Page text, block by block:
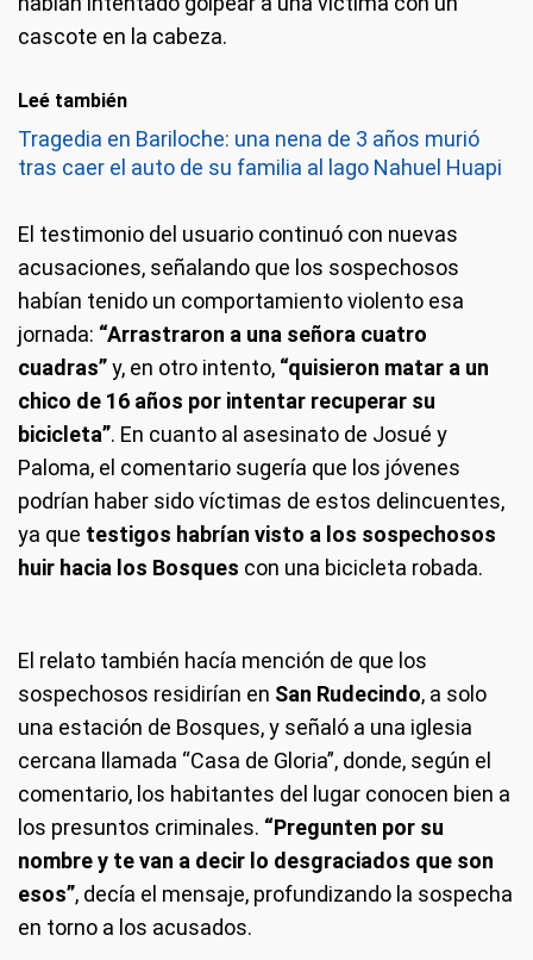
cascote en la cabeza.
Leé también
Tragedia en Bariloche: una nena de 3 años murió
tras caer el auto de su familia al lago Nahuel Huapi
El testimonio del usuario continuó con nuevas
acusaciones, señalando que los sospechosos
habían tenido un comportamiento violento esa
jornada: “Arrastraron a una señora cuatro
cuadras”y, en otro intento, “quisieron matar a un
chico de 16 años por intentar recuperar su
bicicleta”. En cuanto al asesinato de Josué y
Paloma, el comentario sugería que los jóvenes
podrían haber sido víctimas de estos delincuentes,
ya que testigos habrían visto a los sospechosos
huir hacia los Bosques con una bicicleta robada.
El relato también hacía mención de que los
sospechosos residirían en San Rudecindo, a solo
una estación de Bosques, y señaló a una iglesia
cercana llamada “Casa de Gloria”, donde, según el
comentario, los habitantes del lugar conocen bien a
los presuntos criminales. “Pregunten por su
nombre y te van a decir lo desgraciados que son
esos”, decía el mensaje, profundizando la sospecha
en torno a los acusados.